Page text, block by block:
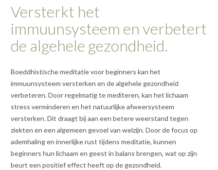
Versterkt het
immuunsysteem en verbetert
de algehele gezondheid.
Boeddhistische meditatie voor beginners kan het
immuunsysteem versterken en de algehele gezondheid
verbeteren. Door regelmatig te mediteren, kan het lichaam
stress verminderen en het natuurlijke afweersysteem
versterken. Dit draagt bij aan een betere weerstand tegen
ziekten en een algemeen gevoel van welzijn. Door de focus op
ademhaling en innerlijke rust tijdens meditatie, kunnen
beginners hun lichaam en geest in balans brengen, wat op zijn
beurt een positief effect heeft op de gezondheid.